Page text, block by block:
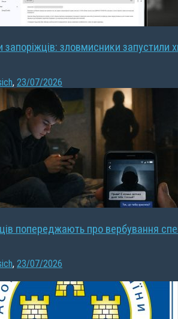
запоріжців: зловмисники запустили
, 23/07/2026
попереджають про вербування
, 23/07/2026